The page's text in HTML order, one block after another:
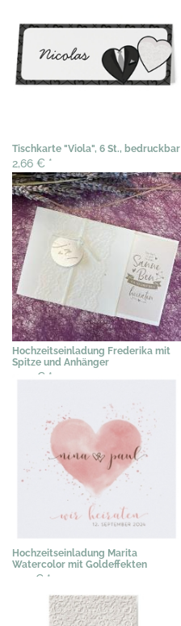
Tischkarte "Viola", 6 St., bedruckbar
2,66 € *
Hochzeitseinladung Frederika mit
Spitze und Anhänger
2,39 € *
Hochzeitseinladung Marita
Watercolor mit Goldeffekten
2,19 € *